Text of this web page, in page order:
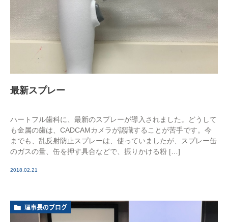
最新スプレー
ハートフル歯科に、最新のスプレーが導入されました。どうして
も金属の歯は、CADCAMカメラが認識することが苦手です。今
までも、乱反射防止スプレーは、使っていましたが、スプレー缶
のガスの量、缶を押す具合などで、振りかける粉 […]
2018.02.21
理事長のブログ